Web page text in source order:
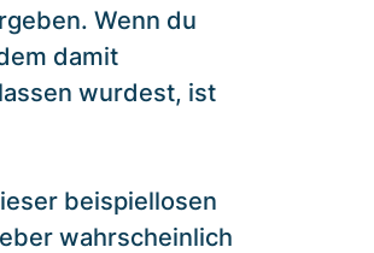
Wenn du
damit
wurdest, ist
beispiellosen
wahrscheinlich